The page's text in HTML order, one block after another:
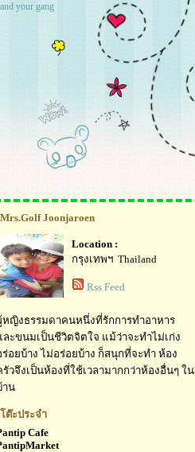
your gang
Mrs.Golf Joonjaroen
Location :
กรุงเทพฯ Thailand
Rss Feed
หญิงธรรมดาคนหนึ่งที่รักการทำอาหาร
ละขนมเป็นชีวิตจิตใจ แม้ว่าจะทำไม่เก่ง
ร่อยบ้าง ไม่อร่อยบ้าง ก็สนุกที่จะทำ ห้อง
รัวจึงเป็นห้องที่ใช้เวลามากกว่าห้องอื่นๆ ใน
าน
โต๊ะประจำ
Cafe